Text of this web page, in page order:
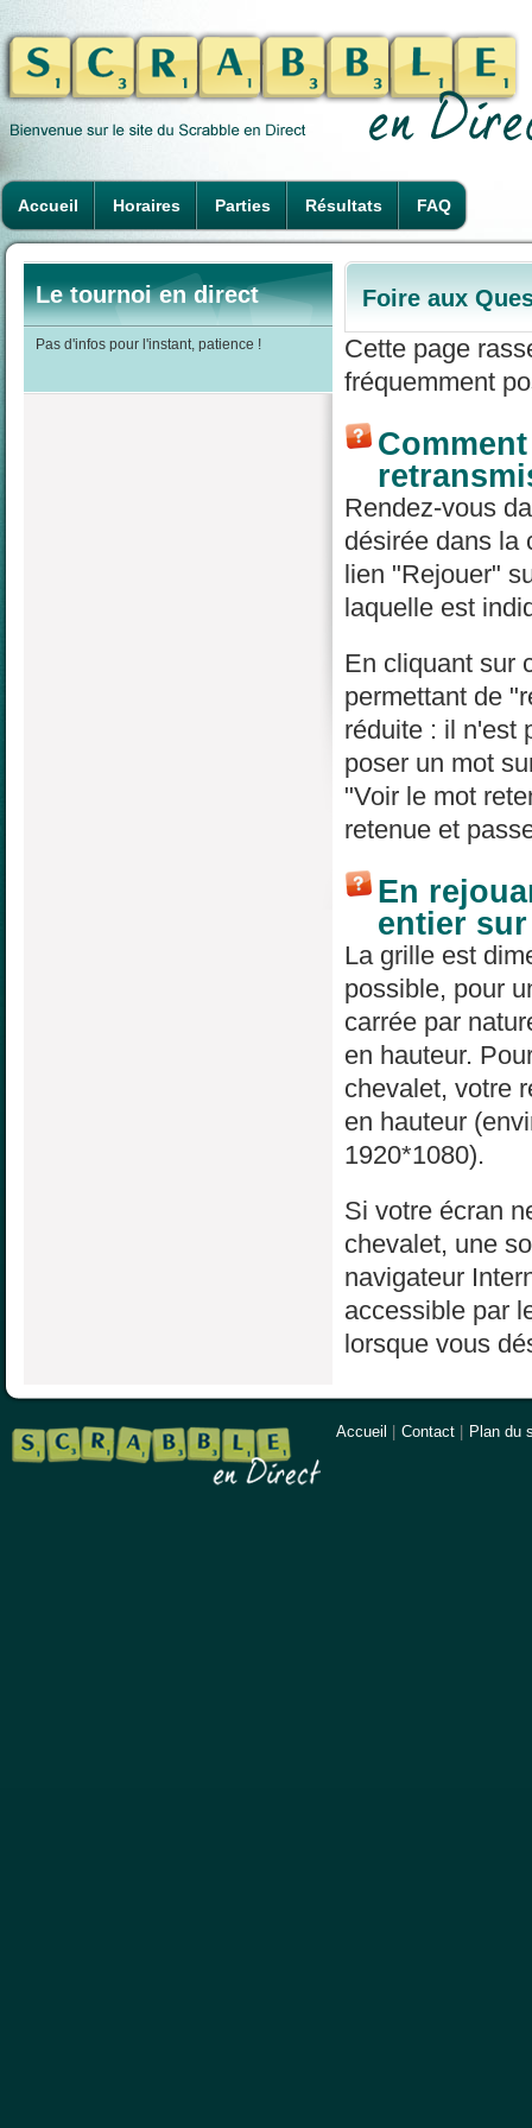
Accueil Horaires Parties Résultats FAQ
Le tournoi en direct
Pas d'infos pour l'instant, patience !
Foire aux
Cette page
fréquemment
Rendez-vous
désirée dans la
lien "Rejouer"
laquelle est
En cliquant sur
permettant de
réduite : il n'est
poser un mot
"Voir le mot
retenue et
En
entier
La grille est
possible, pour
carrée par
en hauteur.
chevalet, votre
en hauteur
1920*1080).
Si votre écran
chevalet, une
navigateur
accessible par
lorsque vous
Accueil | Contact | Plan du